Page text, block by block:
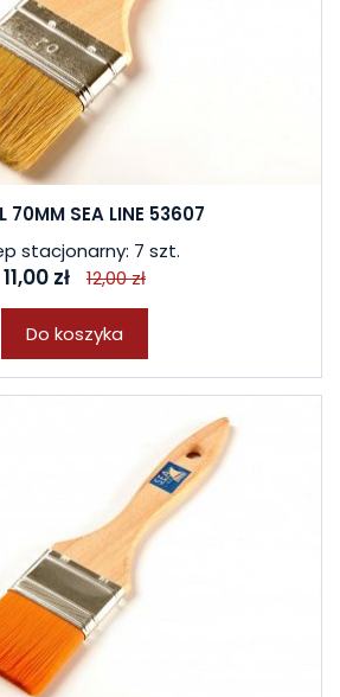
70MM SEA LINE 53607
stacjonarny: 7 szt.
11,00 zł 12,00 zł
Do koszyka